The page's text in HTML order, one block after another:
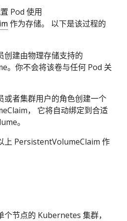
Pod 使用
作为存储。 以下是该过程的
创建由物理存储支持的
。你不会将该卷与任何 Pod 关
或者集群用户的角色创建一个
， 它将自动绑定到合适
。
上 PersistentVolumeClaim 作
个节点的 Kubernetes 集群，